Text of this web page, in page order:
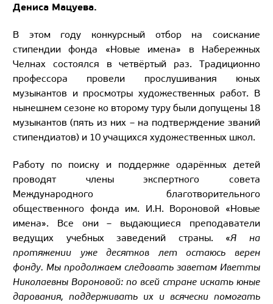
Дениса Мацуева.
В этом году конкурсный отбор на соискание
стипендии фонда «Новые имена» в Набережных
Челнах состоялся в четвёртый раз. Традиционно
профессора провели прослушивания юных
музыкантов и просмотры художественных работ. В
нынешнем сезоне ко второму туру были допущены 18
музыкантов (пять из них – на подтверждение званий
стипендиатов) и 10 учащихся художественных школ.
Работу по поиску и поддержке одарённых детей
проводят члены экспертного совета
Международного благотворительного
общественного фонда им. И.Н. Вороновой «Новые
имена». Все они – выдающиеся преподаватели
ведущих учебных заведений страны. «Я на
протяжении уже десятков лет остаюсь верен
фонду. Мы продолжаем следовать заветам Иветты
Николаевны Вороновой: по всей стране искать юные
дарования, поддерживать их и всячески помогать